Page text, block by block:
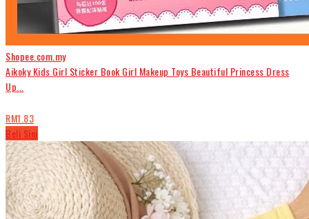
Shopee.com.my
Aikoky Kids Girl Sticker Book Girl Makeup Toys Beautiful Princess Dress
Up...
RM1.83
Beli Sini